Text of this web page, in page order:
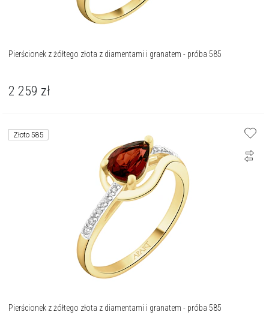
Pierścionek z żółtego złota z diamentami i granatem - próba 585
2 259 zł
Złoto 585
Pierścionek z żółtego złota z diamentami i granatem - próba 585